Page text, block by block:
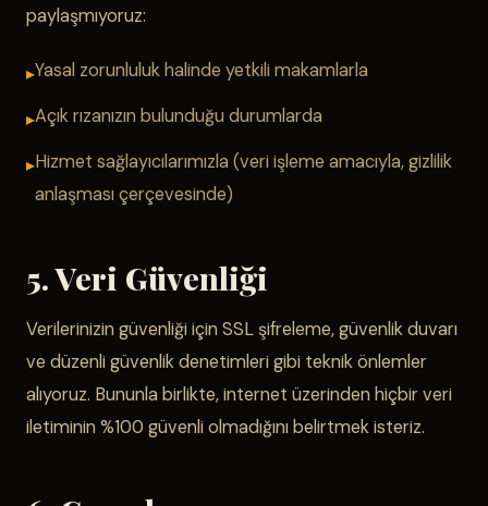
paylaşmıyoruz:
Yasal zorunluluk halinde yetkili makamlarla
Açık rızanızın bulunduğu durumlarda
Hizmet sağlayıcılarımızla (veri işleme amacıyla, gizlilik
anlaşması çerçevesinde)
5. Veri Güvenliği
Verilerinizin güvenliği için SSL şifreleme, güvenlik duvarı
ve düzenli güvenlik denetimleri gibi teknik önlemler
alıyoruz. Bununla birlikte, internet üzerinden hiçbir veri
iletiminin %100 güvenli olmadığını belirtmek isteriz.